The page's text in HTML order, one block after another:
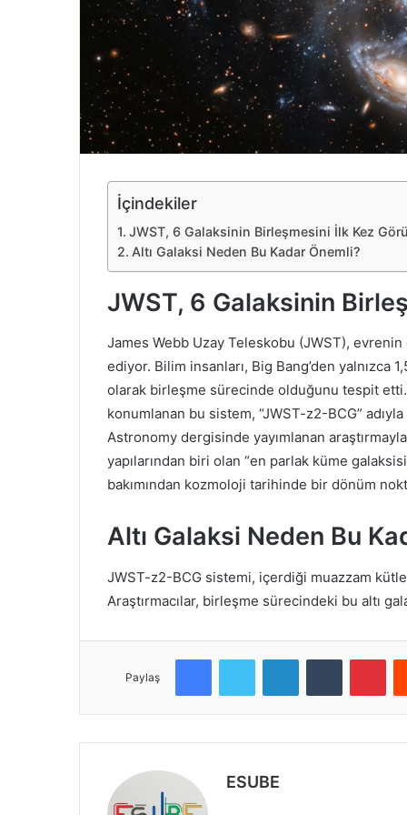
e
İçindekiler
JWST, 6 Galaksinin Birleşmesini İlk Kez
Altı Galaksi Neden Bu Kadar Önemli?
JWST, 6 Galaksinin
James Webb Uzay Teleskobu (JWST),
ediyor. Bilim insanları, Big Bang’den yalnızca
olarak birleşme sürecinde olduğunu tespit etti.
konumlanan bu sistem, “JWST-z2-BCG”
Astronomy dergisinde yayımlanan
yapılarından biri olan “en parlak küme
bakımından kozmoloji tarihinde bir dönüm
Altı Galaksi Neden Bu
JWST-z2-BCG sistemi, içerdiği muazzam
Araştırmacılar, birleşme sürecindeki bu altı
Paylaş
ESUBE